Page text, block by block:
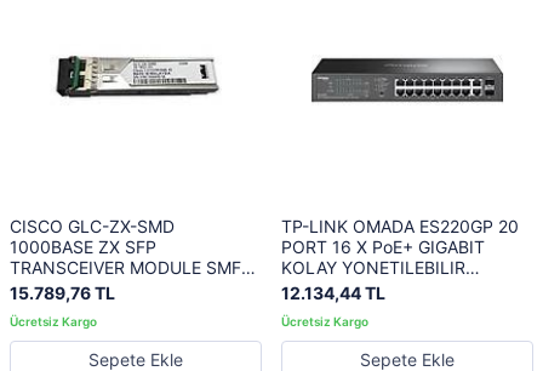
CISCO GLC-ZX-SMD
1000BASE ZX SFP
TRANSCEIVER MODULE SMF
1550NM DOM MAX 70KM
15.789,76 TL
Sepete Ekle
TP-LINK OMADA ES220GP 20
PORT 16 X PoE+ GIGABIT
KOLAY YONETILEBILIR
SWITCH
12.134,44 TL
Sepete Ekle